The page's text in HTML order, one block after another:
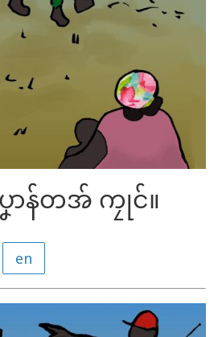
ပၞာန်တအ် ကၠုင်။
en